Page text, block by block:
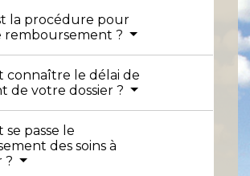
la procédure pour
remboursement ?
connaître le délai de
de votre dossier ?
passe le
des soins à
?